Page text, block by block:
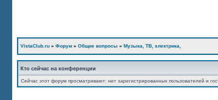
VistaClub.ru » Форум » Общие вопросы » Музыка, ТВ, электрика,
Кто сейчас на конференции
Сейчас этот форум просматривают: нет зарегистрированных пользователей и